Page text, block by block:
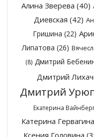
Алина Зверева (40)
Диевская (42)
Гришина (22)
Липатова (26)
(8) Дмитрий
Дмитрий
Дмитрий
Екатерина
Катерина Гервагина
Ксения Головина